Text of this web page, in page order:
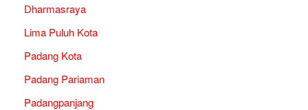
Dharmasraya
Lima Puluh Kota
Padang Kota
Padang Pariaman
Padangpanjang